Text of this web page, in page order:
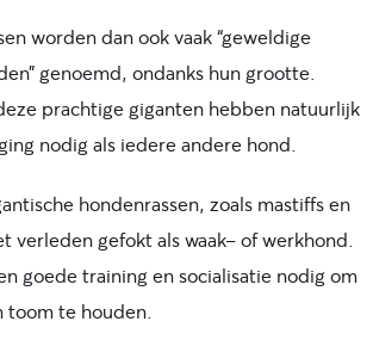
worden dan ook vaak “geweldige
genoemd, ondanks hun grootte.
prachtige giganten hebben natuurlijk
nodig als iedere andere hond.
hondenrassen, zoals mastiffs en
verleden gefokt als waak- of werkhond.
goede training en socialisatie nodig om
te houden.